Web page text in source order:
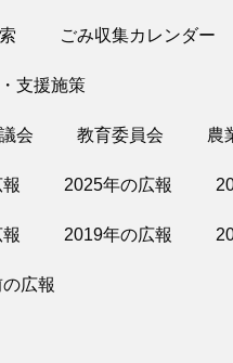
ごみ収集カレンダー
支援施策
会 教育委員会 農
2025年の広報
2019年の広報
広報